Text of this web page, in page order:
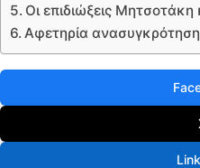
Οι επιδιώξεις Μητσοτάκη
Αφετηρία